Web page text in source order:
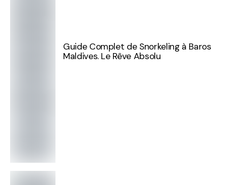
Guide Complet de Snorkeling à Baros
Maldives. Le Rêve Absolu